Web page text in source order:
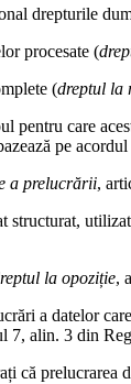
drepturile
procesate (
(dreptul la
care
pe
a prelucrării,
la opoziție,
a datelor
7, alin. 3 din
că prelucrarea